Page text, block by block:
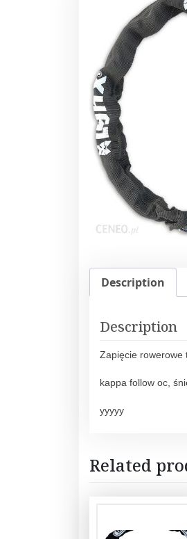
Description
Description
Zapięcie rowerowe
kappa follow oc,
yyyyy
Related